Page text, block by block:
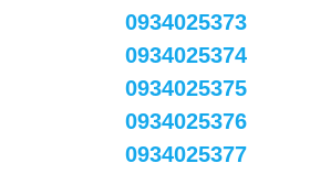
0934025373
0934025374
0934025375
0934025376
0934025377